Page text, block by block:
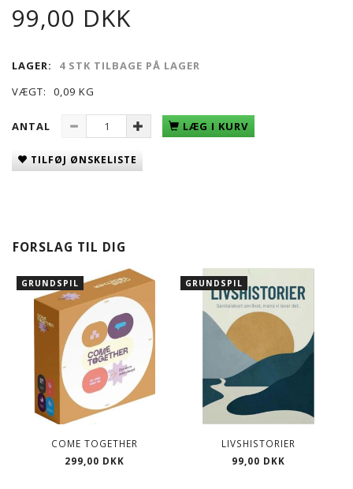
99,00 DKK
LAGER:
4 STK TILBAGE PÅ LAGER
VÆGT:
0,09 KG
ANTAL LÆG I KURV
TILFØJ ØNSKELISTE
FORSLAG TIL DIG
GRUNDSPIL
COME TOGETHER
299,00 DKK
GRUNDSPIL
LIVSHISTORIER
99,00 DKK